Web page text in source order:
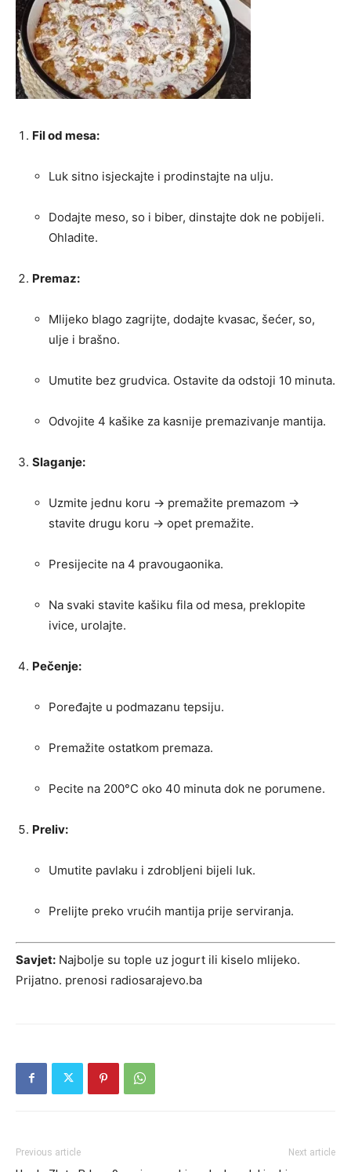
Fil od mesa:
Luk sitno isjeckajte i prodinstajte na ulju.
Dodajte meso, so i biber, dinstajte dok ne pobijeli.
Ohladite.
Premaz:
Mlijeko blago zagrijte, dodajte kvasac, šećer, so,
ulje i brašno.
Umutite bez grudvica. Ostavite da odstoji 10 minuta.
Odvojite 4 kašike za kasnije premazivanje mantija.
Slaganje:
Uzmite jednu koru → premažite premazom →
stavite drugu koru → opet premažite.
Presijecite na 4 pravougaonika.
Na svaki stavite kašiku fila od mesa, preklopite
ivice, urolajte.
Pečenje:
Poređajte u podmazanu tepsiju.
Premažite ostatkom premaza.
Pecite na 200°C oko 40 minuta dok ne porumene.
Preliv:
Umutite pavlaku i zdrobljeni bijeli luk.
Prelijte preko vrućih mantija prije serviranja.
Savjet: Najbolje su tople uz jogurt ili kiselo mlijeko.
Prijatno. prenosi radiosarajevo.ba
Previous article Next article